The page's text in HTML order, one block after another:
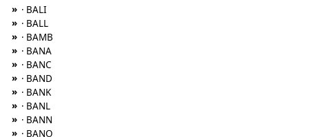
» · BALI
» · BALL
» · BAMB
» · BANA
» · BANC
» · BAND
» · BANK
» · BANL
» · BANN
» · BANO